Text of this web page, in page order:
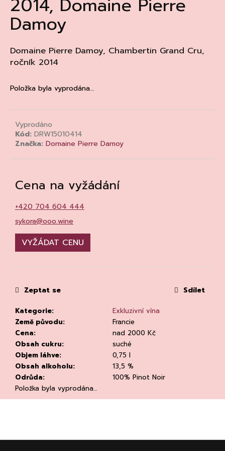
2014, Domaine Pierre
Damoy
Domaine Pierre Damoy, Chambertin Grand Cru,
ročník 2014
Položka byla vyprodána…
Vyprodáno
Kód: DRW15010414
Značka: Domaine Pierre Damoy
Cena na vyžádání
+420 704 604 444
sykora@ooo.wine
VYŽÁDAT CENU
Kategorie:
Exkluzivní vína
Země původu:
Francie
Cena:
nad 2000 Kč
Obsah cukru:
suché
Objem láhve:
0,75 l
Obsah alkoholu:
13,5 %
Odrůda:
100% Pinot Noir
Položka byla vyprodána…
Zeptat se Sdílet
a
j
t
?
D
p
u
č
u
m
DEGUSTACE
DOMAINE
'ALZIPRATU
22.7.2026
1
Z